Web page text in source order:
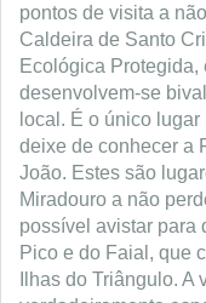
pontos de visita a
Caldeira de Santo
Ecológica Protegida,
desenvolvem-se
local. É o único
deixe de conhecer a
João. Estes são
Miradouro a não
possível avistar para
Pico e do Faial, que
Ilhas do Triângulo.